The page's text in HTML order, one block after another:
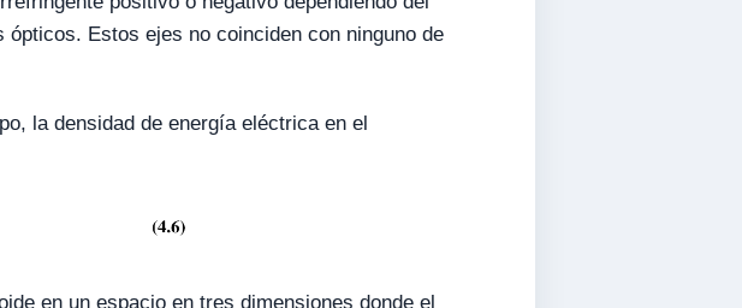
Estos ejes no coinciden con ninguno de
la densidad de energía eléctrica en el
en un espacio en tres dimensiones donde el